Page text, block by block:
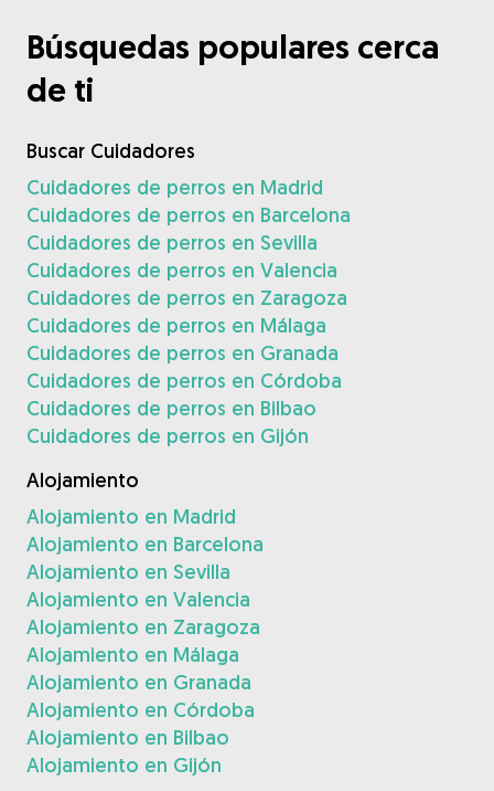
Búsquedas populares cerca
de ti
Buscar Cuidadores
Cuidadores de perros en Madrid
Cuidadores de perros en Barcelona
Cuidadores de perros en Sevilla
Cuidadores de perros en Valencia
Cuidadores de perros en Zaragoza
Cuidadores de perros en Málaga
Cuidadores de perros en Granada
Cuidadores de perros en Córdoba
Cuidadores de perros en Bilbao
Cuidadores de perros en Gijón
Alojamiento
Alojamiento en Madrid
Alojamiento en Barcelona
Alojamiento en Sevilla
Alojamiento en Valencia
Alojamiento en Zaragoza
Alojamiento en Málaga
Alojamiento en Granada
Alojamiento en Córdoba
Alojamiento en Bilbao
Alojamiento en Gijón